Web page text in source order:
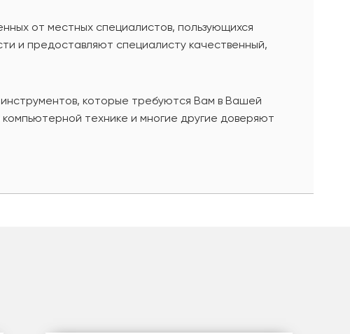
от местных специалистов, пользующихся
и предоставляют специалисту качественный,
которые требуются Вам в Вашей
технике и многие другие доверяют